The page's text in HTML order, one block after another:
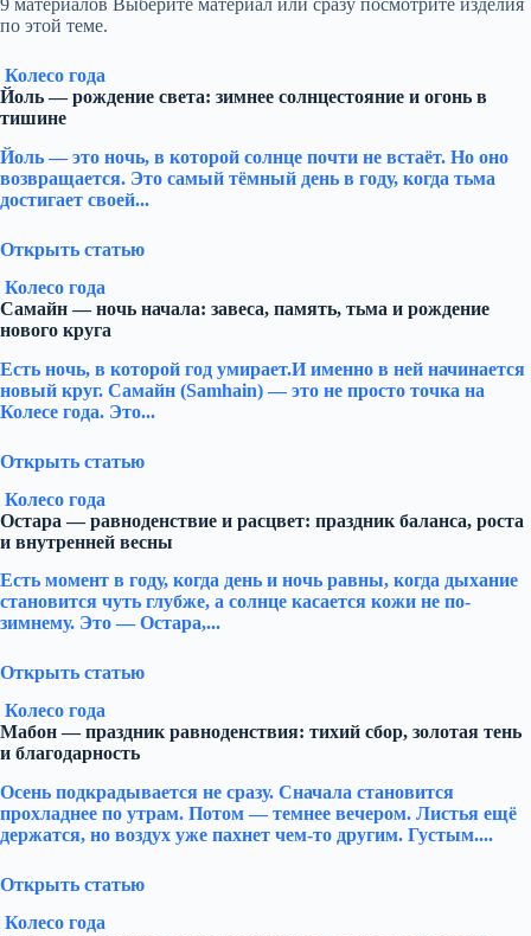
9 материалов Выберите материал или сразу посмотрите изделия
по этой теме.
Колесо года
Йоль — рождение света: зимнее солнцестояние и огонь в
тишине
Йоль — это ночь, в которой солнце почти не встаёт. Но оно
возвращается. Это самый тёмный день в году, когда тьма
достигает своей...
Открыть статью
Колесо года
Самайн — ночь начала: завеса, память, тьма и рождение
нового круга
Есть ночь, в которой год умирает.И именно в ней начинается
новый круг. Самайн (Samhain) — это не просто точка на
Колесе года. Это...
Открыть статью
Колесо года
Остара — равноденствие и расцвет: праздник баланса, роста
и внутренней весны
Есть момент в году, когда день и ночь равны, когда дыхание
становится чуть глубже, а солнце касается кожи не по-
зимнему. Это — Остара,...
Открыть статью
Колесо года
Мабон — праздник равноденствия: тихий сбор, золотая тень
и благодарность
Осень подкрадывается не сразу. Сначала становится
прохладнее по утрам. Потом — темнее вечером. Листья ещё
держатся, но воздух уже пахнет чем-то другим. Густым....
Открыть статью
Колесо года